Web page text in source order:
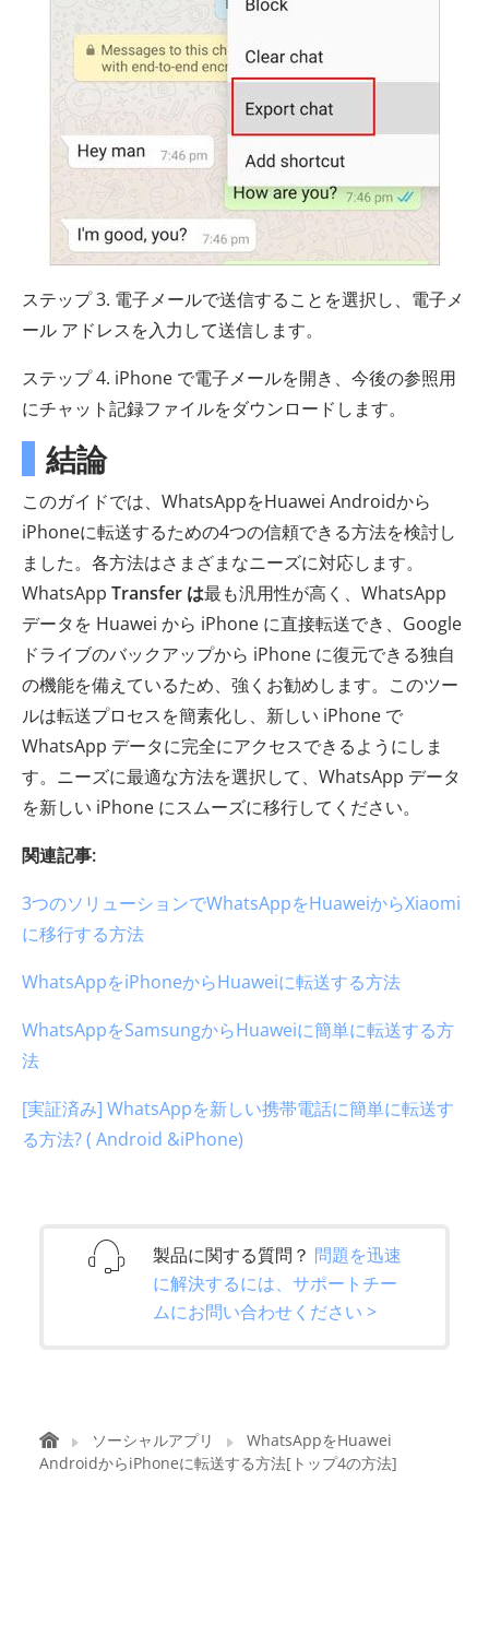
ステップ 3. 電子メールで送信することを選択し、電子メ
ール アドレスを入力して送信します。
ステップ 4. iPhone で電子メールを開き、今後の参照用
にチャット記録ファイルをダウンロードします。
結論
このガイドでは、WhatsAppをHuawei Androidから
iPhoneに転送するための4つの信頼できる方法を検討し
ました。各方法はさまざまなニーズに対応します。
WhatsApp Transfer は最も汎用性が高く、WhatsApp
データを Huawei から iPhone に直接転送でき、Google
ドライブのバックアップから iPhone に復元できる独自
の機能を備えているため、強くお勧めします。このツー
ルは転送プロセスを簡素化し、新しい iPhone で
WhatsApp データに完全にアクセスできるようにしま
す。ニーズに最適な方法を選択して、WhatsApp データ
を新しい iPhone にスムーズに移行してください。
関連記事:
3つのソリューションでWhatsAppをHuaweiからXiaomi
に移行する方法
WhatsAppをiPhoneからHuaweiに転送する方法
WhatsAppをSamsungからHuaweiに簡単に転送する方
法
[実証済み] WhatsAppを新しい携帯電話に簡単に転送す
る方法? ( Android &iPhone)
製品に関する質問？ 問題を迅速
に解決するには、サポートチー
ムにお問い合わせください >
ソーシャルアプリ
WhatsAppをHuawei
AndroidからiPhoneに転送する方法[トップ4の方法]